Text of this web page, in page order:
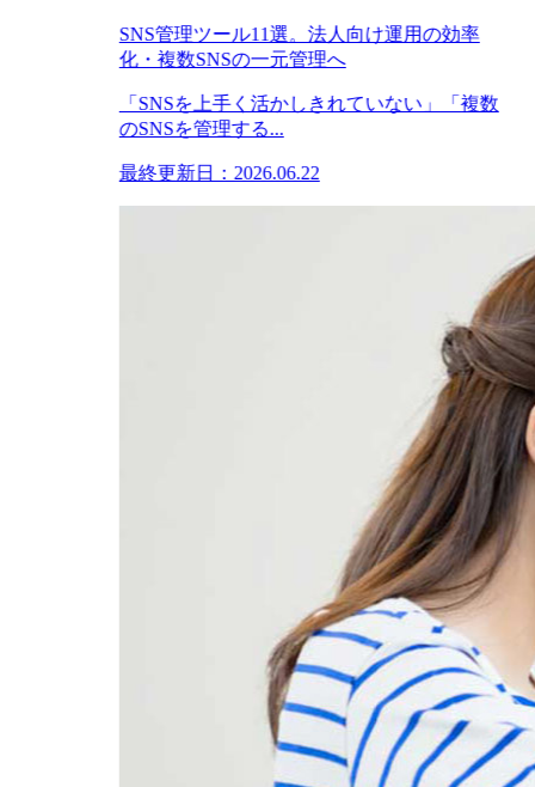
SNS管理ツール11選。法人向け運用の効率
化・複数SNSの一元管理へ
「SNSを上手く活かしきれていない」「複数
のSNSを管理する...
最終更新日：2026.06.22